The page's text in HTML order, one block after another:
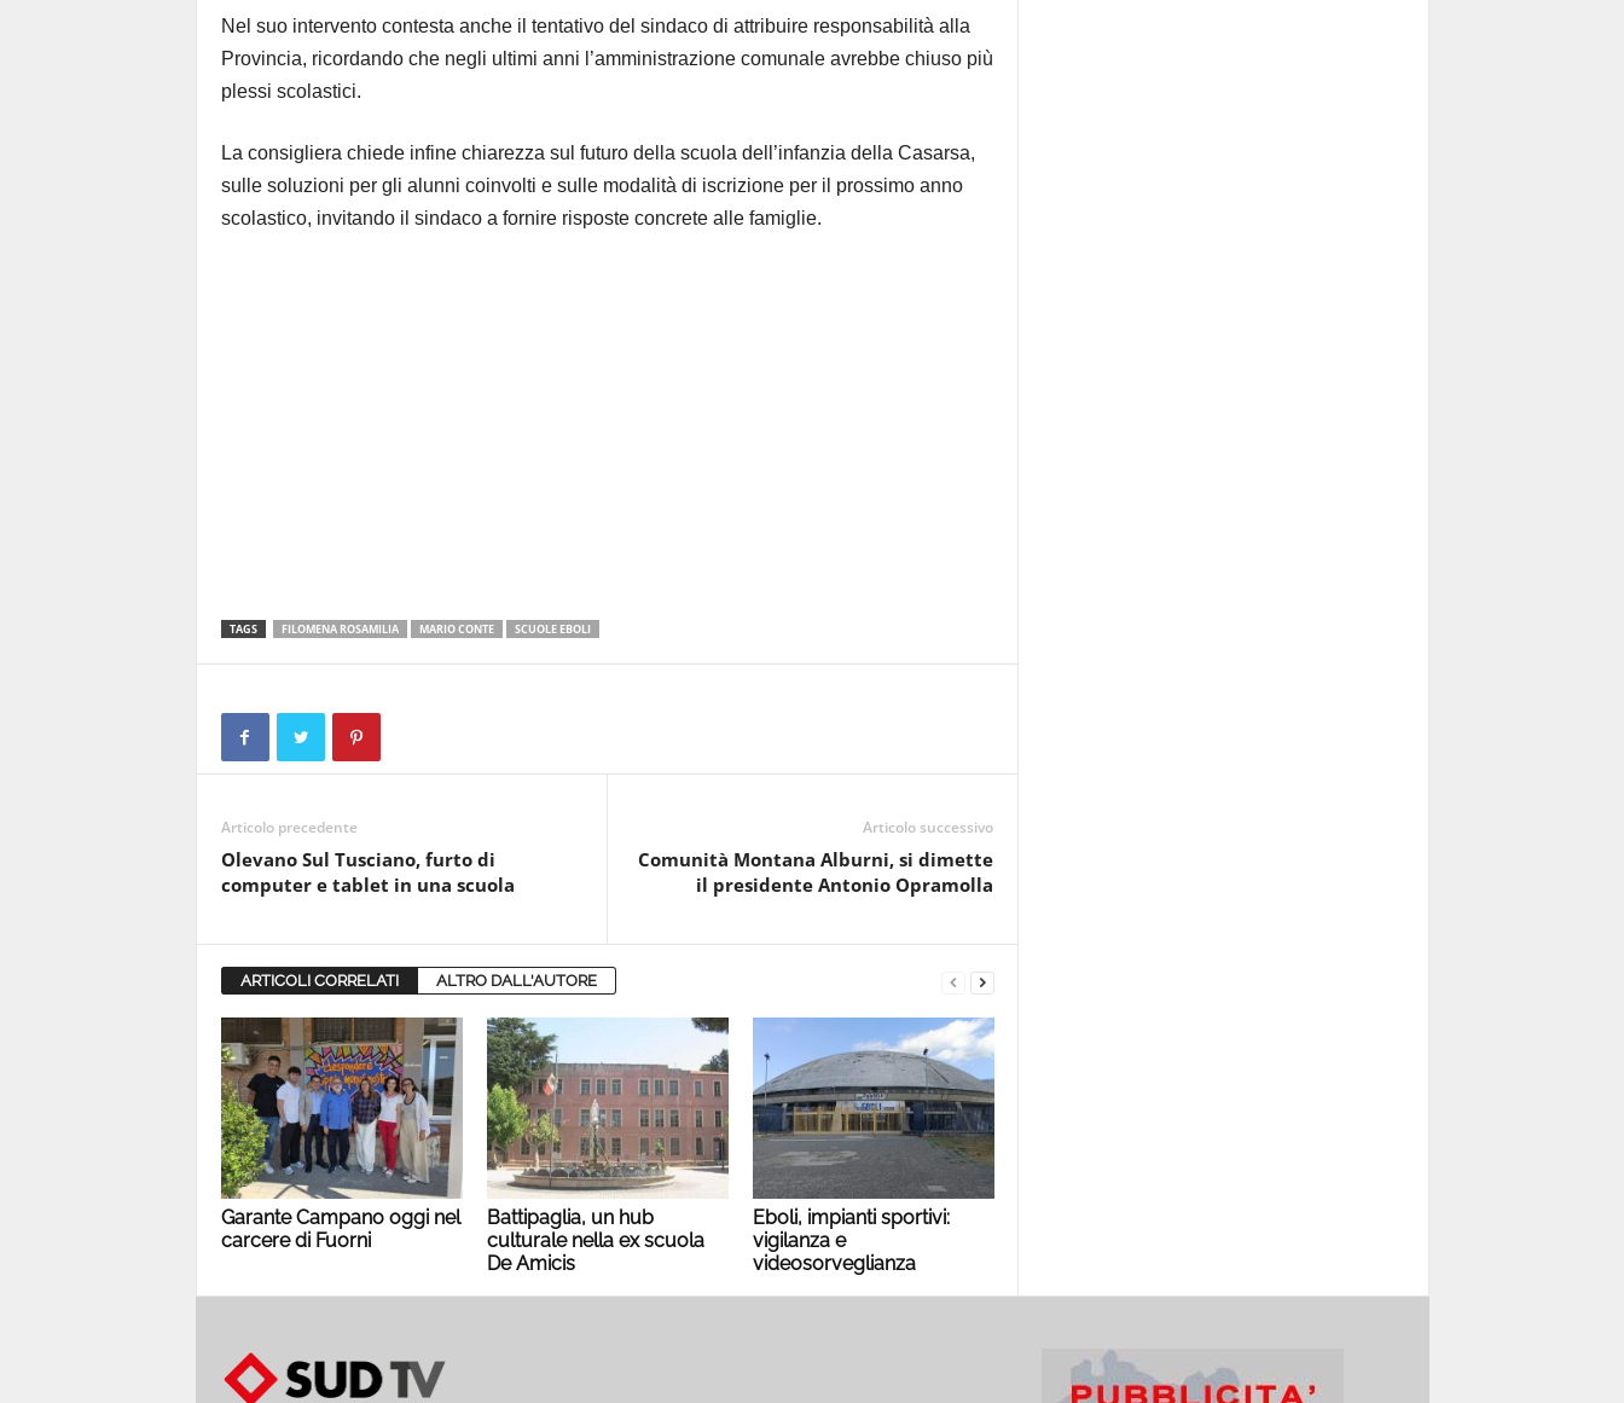
Nel suo intervento contesta anche il tentativo del sindaco di attribuire responsabilità alla
Provincia, ricordando che negli ultimi anni l’amministrazione comunale avrebbe chiuso più
plessi scolastici.
La consigliera chiede infine chiarezza sul futuro della scuola dell’infanzia della Casarsa,
sulle soluzioni per gli alunni coinvolti e sulle modalità di iscrizione per il prossimo anno
scolastico, invitando il sindaco a fornire risposte concrete alle famiglie.
TAGS FILOMENA ROSAMILIA MARIO CONTE SCUOLE EBOLI
Articolo precedente
Olevano Sul Tusciano, furto di
computer e tablet in una scuola
Articolo successivo
Comunità Montana Alburni, si dimette
il presidente Antonio Opramolla
ARTICOLI CORRELATI ALTRO DALL'AUTORE
Garante Campano oggi nel
carcere di Fuorni
Battipaglia, un hub
culturale nella ex scuola
De Amicis
Eboli, impianti sportivi:
vigilanza e
videosorveglianza